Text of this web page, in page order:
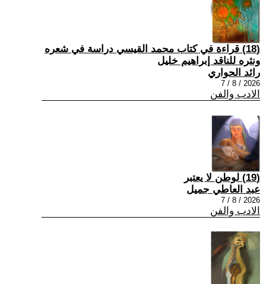
(18) قراءة في كتاب محمد القيسي دراسة في شعره
ونثره للناقد إبراهيم خليل
رائد الحواري
2026 / 8 / 7
الادب والفن
(19) لوطن لا يعتبر
عبد العاطي جميل
2026 / 8 / 7
الادب والفن